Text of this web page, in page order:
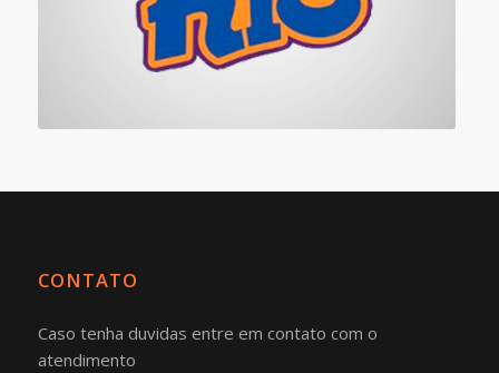
CONTATO
Caso tenha duvidas entre em contato com o
atendimento